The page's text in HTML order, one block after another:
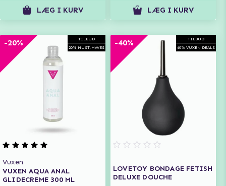
LÆG I KURV LÆG I KURV
TILBUD
20% MUST-HAVES
-20%
Vuxen
VUXEN AQUA ANAL
GLIDECREME 300 ML
TILBUD
40% VUXEN DEALS
-40%
LOVETOY BONDAGE FETISH
DELUXE DOUCHE